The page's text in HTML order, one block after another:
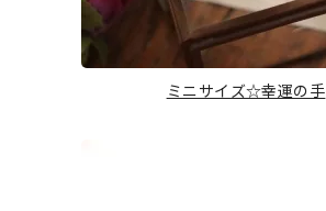
ミニサイズ☆幸運の手